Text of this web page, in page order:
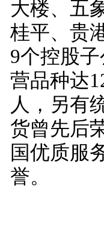
大楼、五
桂平、贵
9个控股
营品种达
人，另有
货曾先后
国优质服
誉。